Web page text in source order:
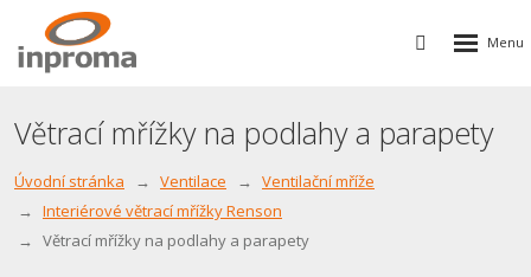
Vyhledávání
Rozbalení
Větrací mřížky na podlahy a parapety
Úvodní stránka Ventilace
Ventilační mříže
Interiérové větrací mřížky Renson
Větrací mřížky na podlahy a parapety